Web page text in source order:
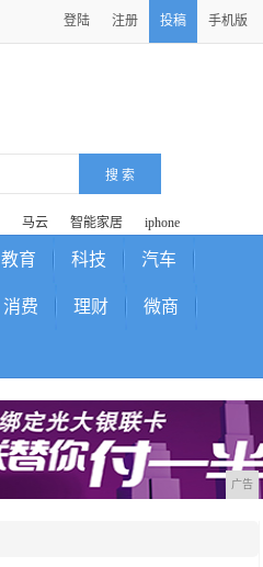
登陆 注册 投稿 手机版
马云 智能家居 iphone
教育 科技 汽车
消费 理财 微商
广告